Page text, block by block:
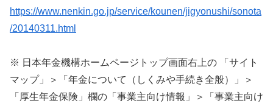
https://www.nenkin.go.jp/service/kounen/jigyonushi/sonota
/20140311.html
※ 日本年金機構ホームページトップ画面右上の 「サイト
マップ」＞「年金について（しくみや手続き全般）」＞
「厚生年金保険」欄の「事業主向け情報」＞「事業主向け